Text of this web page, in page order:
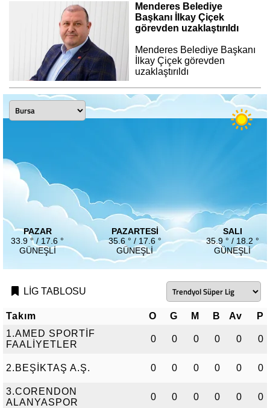
Menderes Belediye
Başkanı İlkay Çiçek
görevden uzaklaştırıldı
Menderes Belediye Başkanı
İlkay Çiçek görevden
uzaklaştırıldı
PAZAR
33.9 ° / 17.6 °
GÜNEŞLI
PAZARTESI
35.6 ° / 17.6 °
GÜNEŞLI
SALI
35.9 ° / 18.2 °
GÜNEŞLI
LİG TABLOSU
Takım O G M B Av
P
1.AMED SPORTİF
FAALİYETLER
0 0 0 0 0 0
2.BEŞİKTAŞ A.Ş. 0 0 0 0 0 0
3.CORENDON
ALANYASPOR
0 0 0 0 0 0